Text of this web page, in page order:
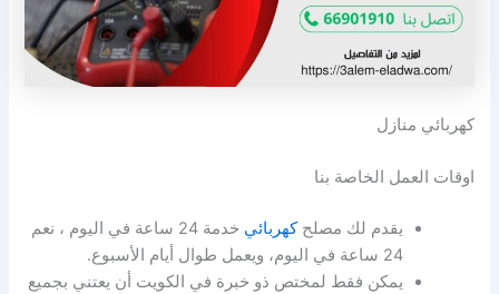
كهربائي منازل
اوقات العمل الخاصة بنا
يقدم لك مصلحكهربائي
خدمة 24 ساعة في اليوم ، نعم
24 ساعة في اليوم، ويعمل طوال أيام الأسبوع.
يمكن فقط لمختص ذو خبرة في الكويت أن يعتني بجميع